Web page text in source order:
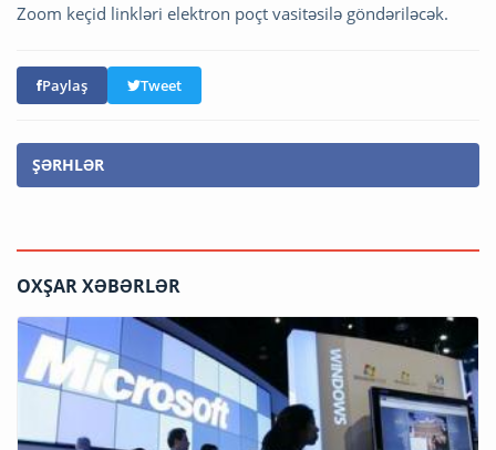
Zoom keçid linkləri elektron poçt vasitəsilə göndəriləcək.
Paylaş Tweet
ŞƏRHLƏR
OXŞAR XƏBƏRLƏR